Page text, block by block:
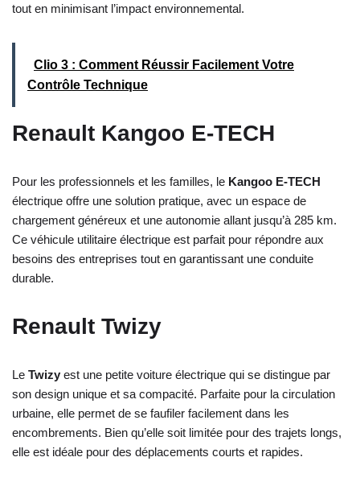
tout en minimisant l’impact environnemental.
Clio 3 : Comment Réussir Facilement Votre
Contrôle Technique
Renault Kangoo E-TECH
Pour les professionnels et les familles, le Kangoo E-TECH
électrique offre une solution pratique, avec un espace de
chargement généreux et une autonomie allant jusqu’à 285 km.
Ce véhicule utilitaire électrique est parfait pour répondre aux
besoins des entreprises tout en garantissant une conduite
durable.
Renault Twizy
Le Twizy est une petite voiture électrique qui se distingue par
son design unique et sa compacité. Parfaite pour la circulation
urbaine, elle permet de se faufiler facilement dans les
encombrements. Bien qu’elle soit limitée pour des trajets longs,
elle est idéale pour des déplacements courts et rapides.